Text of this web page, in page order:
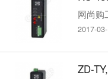
网尚购
2017-
ZD-